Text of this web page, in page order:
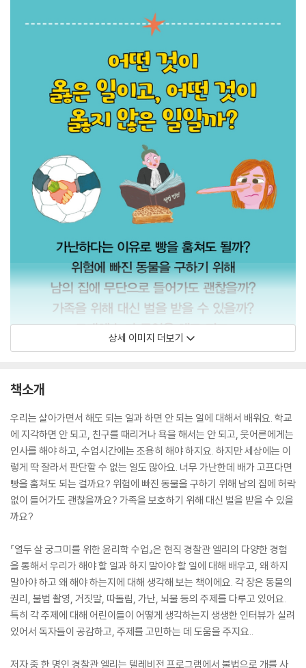
상세 이미지 더보기
책소개
우리는 살아가면서 해도 되는 일과 하면 안 되는 일에 대해서 배워요. 학교
에 지각하면 안 되고, 친구를 때리거나 욕을 해서는 안 되고, 웃어른에게는
인사를 해야 하고, 수업시간에는 조용히 해야 하지요. 하지만 세상에는 이
렇게 딱 잘라서 판단할 수 없는 일도 많아요. 너무 가난한데 배가 고프다면
빵을 훔쳐도 되는 걸까요? 위험에 빠진 동물을 구하기 위해 남의 집에 허락
없이 들어가도 괜찮을까요? 가족을 보호하기 위해 대신 벌을 받을 수 있을
까요?
『열두 살 궁그미를 위한 윤리학 수업』은 현직 경찰관 엘리의 다양한 경험
을 통해서 우리가 해야 할 일과 하지 말아야 할 일에 대해 배우고, 왜 하지
말아야 하고 왜 해야 하는지에 대해 생각해 보는 책이에요. 각 장은 동물의
권리, 불법 촬영, 거짓말, 따돌림, 가난, 뇌물 등의 주제를 다루고 있어요.
특히 각 주제에 대해 어린이들이 어떻게 생각하는지 생생한 인터뷰가 실려
있어서 독자들이 공감하고, 주제를 고민하는 데 도움을 주지요..
저자 중 한 명인 경찰관 엘리는 텔레비전 프로그램에서 불법으로 개를 사